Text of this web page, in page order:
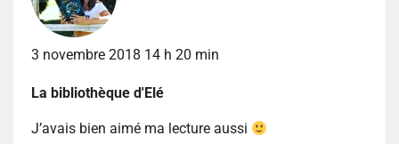
3 novembre 2018 14 h 20 min
La bibliothèque d'Elé
J’avais bien aimé ma lecture aussi